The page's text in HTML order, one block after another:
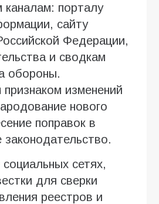
порталу
сайту
Федерации,
и сводкам
обороны.
изменений
нового
поправок в
сетях,
для сверки
реестров и